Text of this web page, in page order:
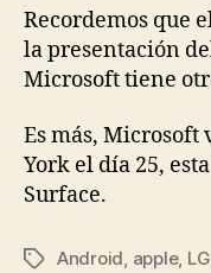
Recordemos que
la presentación
Microsoft tiene
Es más, Microsoft
York el día 25,
Surface.
Etiquetas
Android, apple, LG